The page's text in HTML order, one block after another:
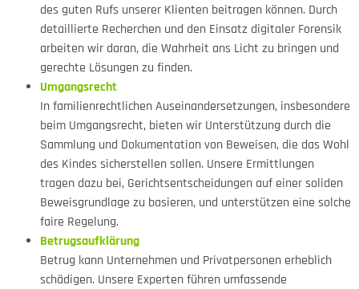
des guten Rufs unserer Klienten beitragen können. Durch
detaillierte Recherchen und den Einsatz digitaler Forensik
arbeiten wir daran, die Wahrheit ans Licht zu bringen und
gerechte Lösungen zu finden.
Umgangsrecht
In familienrechtlichen Auseinandersetzungen, insbesondere
beim Umgangsrecht, bieten wir Unterstützung durch die
Sammlung und Dokumentation von Beweisen, die das Wohl
des Kindes sicherstellen sollen. Unsere Ermittlungen
tragen dazu bei, Gerichtsentscheidungen auf einer soliden
Beweisgrundlage zu basieren, und unterstützen eine solche
faire Regelung.
Betrugsaufklärung
Betrug kann Unternehmen und Privatpersonen erheblich
schädigen. Unsere Experten führen umfassende